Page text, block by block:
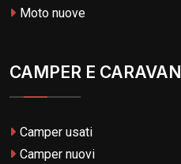
Moto nuove
CAMPER E CARAVAN
Camper usati
Camper nuovi